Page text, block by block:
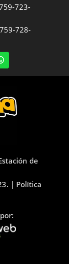
723-
728-
de
| Política